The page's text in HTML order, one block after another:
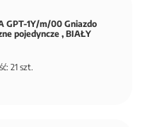
GPT-1Y/m/00 Gniazdo
pojedyncze , BIAŁY
21 szt.